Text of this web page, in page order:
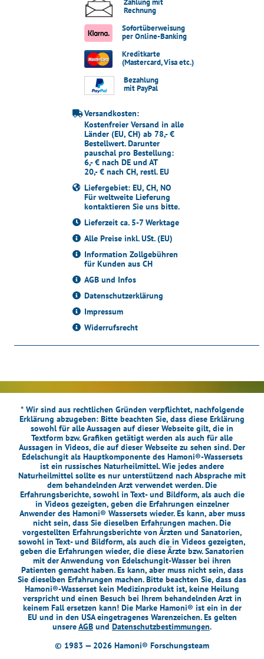
Zahlung mit
Rechnung
Sofortüberweisung
per Online-Banking
Kreditkarte
(Mastercard, Visa etc.)
Bezahlung
mit PayPal
Versandkosten:
Kostenfreier Versand in alle
Länder (EU, CH) ab 78,- €
Bestellwert. Darunter
pauschal pro Bestellung:
6,- € nach DE und AT
20,- € nach CH, restl. EU
Liefergebiet: EU, CH, NO
Für weltweite Lieferung
kontaktieren Sie uns bitte.
Lieferzeit ca. 5-7 Werktage
Alle Preise inkl. USt. (EU)
Information Zollgebühren
für Kunden aus CH
AGB und Infos
Datenschutzerklärung
Impressum
Widerrufsrecht
* Wir sind aus rechtlichen Gründen verpflichtet, nachfolgende
Erklärung abzugeben: Bitte beachten Sie, dass diese Erklärung
sowohl für alle Aussagen auf dieser Webseite gilt, die in
Textform bzw. Grafiken getätigt werden als auch für alle
Aussagen in Videos, die auf dieser Webseite zu sehen sind. Der
Edelschungit als Hauptkomponente des Hamoni®-Wassersets
ist ein russisches Naturheilmittel. Wie jedes andere
Naturheilmittel sollte es nur unterstützend nach Absprache mit
dem behandelnden Arzt verwendet werden. Die
Erfahrungsberichte, sowohl in Text- und Bildform, als auch die
in Videos gezeigten, geben die Erfahrungen einzelner
Anwender des Hamoni® Wassersets wieder. Es kann, aber muss
nicht sein, dass Sie dieselben Erfahrungen machen. Die
vorgestellten Erfahrungsberichte von Ärzten und Sanatorien,
sowohl in Text- und Bildform, als auch die in Videos gezeigten,
geben die Erfahrungen wieder, die diese Ärzte bzw. Sanatorien
mit der Anwendung von Edelschungit-Wasser bei ihren
Patienten gemacht haben. Es kann, aber muss nicht sein, dass
Sie dieselben Erfahrungen machen. Bitte beachten Sie, dass das
Hamoni®-Wasserset kein Medizinprodukt ist, keine Heilung
verspricht und einen Besuch bei Ihrem behandelnden Arzt in
keinem Fall ersetzen kann! Die Marke Hamoni® ist ein in der
EU und in den USA eingetragenes Warenzeichen. Es gelten
unsereAGB und Datenschutzbestimmungen.
© 1983 — 2026 Hamoni® Forschungsteam